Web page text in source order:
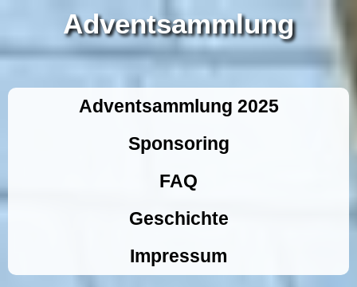
Adventsammlung
Adventsammlung 2025
Sponsoring
FAQ
Geschichte
Impressum